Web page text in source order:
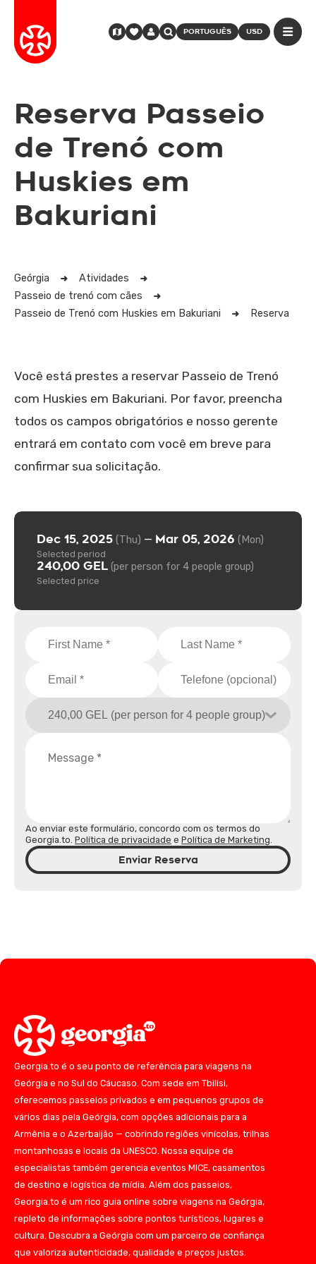
PORTUGUÊS USD
Reserva Passeio
de Trenó com
Huskies em
Bakuriani
Geórgia
Atividades
Passeio de trenó com cães
Passeio de Trenó com Huskies em Bakuriani
Reserva
Você está prestes a reservar Passeio de Trenó
com Huskies em Bakuriani. Por favor, preencha
todos os campos obrigatórios e nosso gerente
entrará em contato com você em breve para
confirmar sua solicitação.
Ao enviar este formulário, concordo com os termos do
Georgia.to. Política de privacidade e Política de Marketing.
Enviar Reserva
Dec 15, 2025 (Thu) — Mar 05, 2026 (Mon)
Selected period
240,00 GEL (per person for 4 people group)
Selected price
Georgia.to é o seu ponto de referência para viagens na
Geórgia e no Sul do Cáucaso. Com sede em Tbilisi,
oferecemos passeios privados e em pequenos grupos de
vários dias pela Geórgia, com opções adicionais para a
Armênia e o Azerbaijão — cobrindo regiões vinícolas, trilhas
montanhosas e locais da UNESCO. Nossa equipe de
especialistas também gerencia eventos MICE, casamentos
de destino e logística de mídia. Além dos passeios,
Georgia.to é um rico guia online sobre viagens na Geórgia,
repleto de informações sobre pontos turísticos, lugares e
cultura. Descubra a Geórgia com um parceiro de confiança
que valoriza autenticidade, qualidade e preços justos.